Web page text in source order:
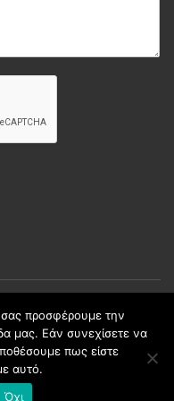
| Developed by
προσφέρουμε την
μας. Εάν συνεχίσετε να
πως είστε
αυτό.
Όχι